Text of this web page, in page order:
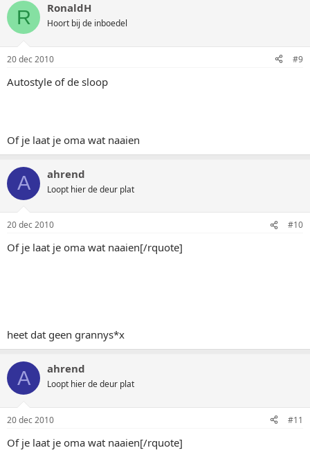
R RonaldH
Hoort bij de inboedel
20 dec 2010 #9
Autostyle of de sloop
Of je laat je oma wat naaien
A ahrend
Loopt hier de deur plat
20 dec 2010 #10
Of je laat je oma wat naaien[/rquote]
heet dat geen grannys*x
A ahrend
Loopt hier de deur plat
20 dec 2010 #11
Of je laat je oma wat naaien[/rquote]